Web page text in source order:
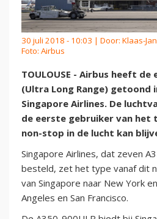
30 juli 2018 - 10:03 | Door: Klaas-
Foto: Airbus
TOULOUSE - Airbus heeft de
(Ultra Long Range) getoond
Singapore Airlines. De
de eerste gebruiker van
non-stop in de lucht kan
Singapore Airlines, dat zeven
besteld, zet het type vanaf dit
van Singapore naar New York
Angeles en San Francisco.